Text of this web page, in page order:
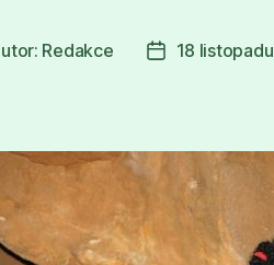
Redakce
Datum
18